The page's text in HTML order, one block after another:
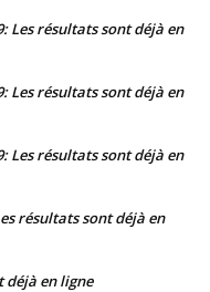
Les résultats sont déjà en
Les résultats sont déjà en
Les résultats sont déjà en
résultats sont déjà en
déjà en ligne